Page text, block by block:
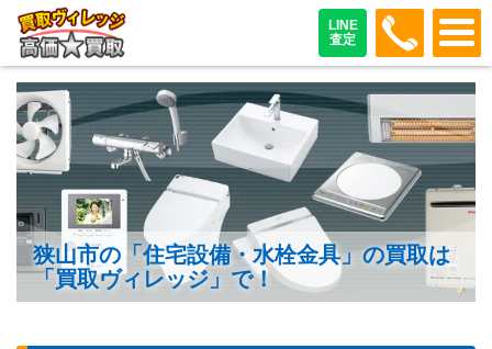
LINE
査定
048-
狭山市の「住宅設備・水栓金具」の買取は
「買取ヴィレッジ」で！